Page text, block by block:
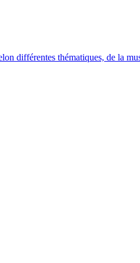
différentes thématiques, de la